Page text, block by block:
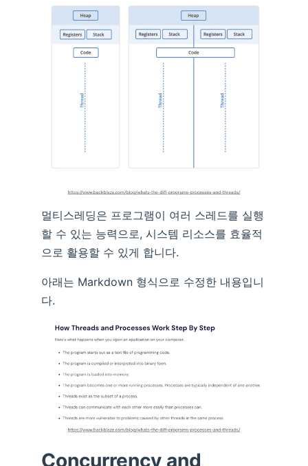
멀티스레딩은 프로그램이 여러 스레드를 실행
할 수 있는 능력으로, 시스템 리소스를 효율적
으로 활용할 수 있게 합니다.
아래는 Markdown 형식으로 수정한 내용입니
다.
Concurrency and